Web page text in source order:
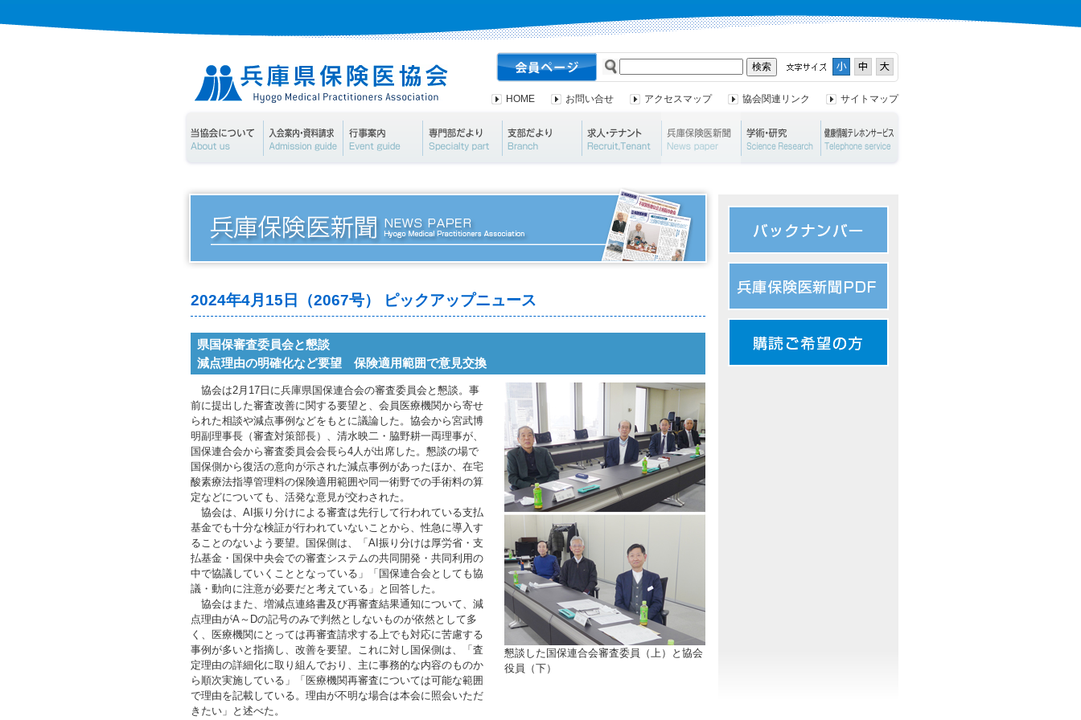
HOME お問い合せ アクセスマップ 協会関連リンク サイトマップ
2024年4月15日（2067号） ピックアップニュース
県国保審査委員会と懇談
減点理由の明確化など要望 保険適用範囲で意見交換
懇談した国保連合会審査委員（上）と協会
役員（下）
協会は2月17日に兵庫県国保連合会の審査委員会と懇談。事
前に提出した審査改善に関する要望と、会員医療機関から寄せ
られた相談や減点事例などをもとに議論した。協会から宮武博
明副理事長（審査対策部長）、清水映二・脇野耕一両理事が、
国保連合会から審査委員会会長ら4人が出席した。懇談の場で
国保側から復活の意向が示された減点事例があったほか、在宅
酸素療法指導管理料の保険適用範囲や同一術野での手術料の算
定などについても、活発な意見が交わされた。
協会は、AI振り分けによる審査は先行して行われている支払
基金でも十分な検証が行われていないことから、性急に導入す
ることのないよう要望。国保側は、「AI振り分けは厚労省・支
払基金・国保中央会での審査システムの共同開発・共同利用の
中で協議していくこととなっている」「国保連合会としても協
議・動向に注意が必要だと考えている」と回答した。
協会はまた、増減点連絡書及び再審査結果通知について、減
点理由がA～Dの記号のみで判然としないものが依然として多
く、医療機関にとっては再審査請求する上でも対応に苦慮する
事例が多いと指摘し、改善を要望。これに対し国保側は、「査
定理由の詳細化に取り組んでおり、主に事務的な内容のものか
ら順次実施している」「医療機関再審査については可能な範囲
で理由を記載している。理由が不明な場合は本会に照会いただ
きたい」と述べた。